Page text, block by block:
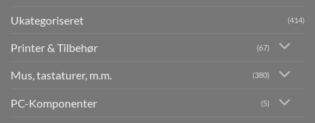
Ukategoriseret (414)
Printer & Tilbehør (67)
Mus, tastaturer, m.m. (380)
PC-Komponenter (5)